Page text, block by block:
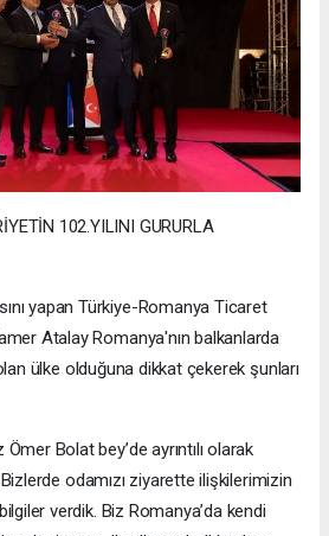
102.YILINI GURURLA
yapan Türkiye-Romanya Ticaret
Atalay Romanya'nın balkanlarda
ülke olduğuna dikkat çekerek şunları
Ömer Bolat bey’de ayrıntılı olarak
odamızı ziyarette ilişkilerimizin
verdik. Biz Romanya’da kendi